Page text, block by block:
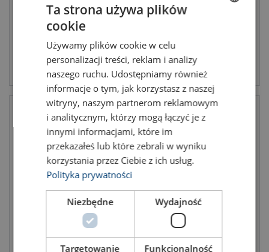
Produkt anzeigen Produkt anzeigen
Universelle Verschlüsse
ENGLISH TRANSLATION
Ta strona używa plików
cookie
Używamy plików cookie w celu
personalizacji treści, reklam i analizy
naszego ruchu. Udostępniamy również
informacje o tym, jak korzystasz z naszej
witryny, naszym partnerom reklamowym
i analitycznym, którzy mogą łączyć je z
innymi informacjami, które im
przekazałeś lub które zebrali w wyniku
korzystania przez Ciebie z ich usług.
Polityka prywatności
Niezbędne Wydajność
Targetowanie Funkcjonalność